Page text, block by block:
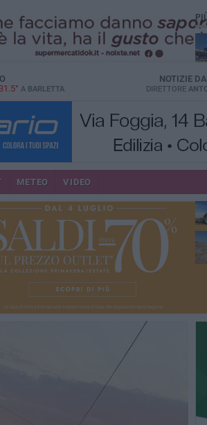
31.5° A BARLETTA
NOTIZIE
DIRETTORE
METEO VIDEO